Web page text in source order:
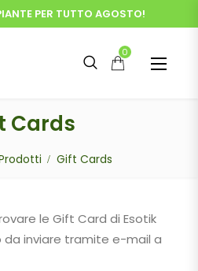
PER TUTTO AGOSTO!
0
Cards
Gift Cards
le Gift Card di Esotik
da inviare tramite e-mail a